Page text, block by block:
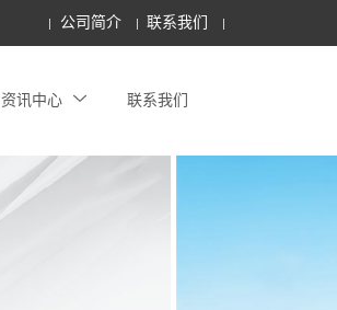
公司简介 联系我们
资讯中心 联系我们